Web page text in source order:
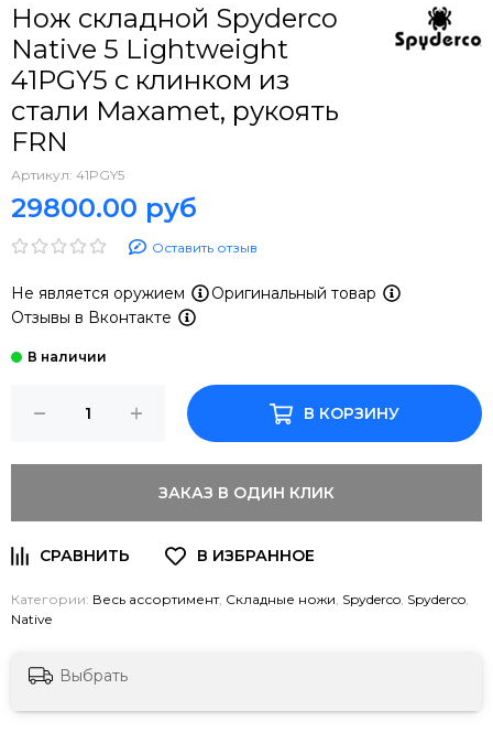
Нож складной Spyderco
Native 5 Lightweight
41PGY5 c клинком из
стали Maxamet, рукоять
FRN
Артикул: 41PGY5
29800.00 руб
Оставить отзыв
Не является оружием
Оригинальный товар
Отзывы в Вконтакте
В КОРЗИНУ
ЗАКАЗ В ОДИН КЛИК
Категории: Весь ассортимент, Складные ножи, Spyderco, Spyderco,
Native
Выбрать